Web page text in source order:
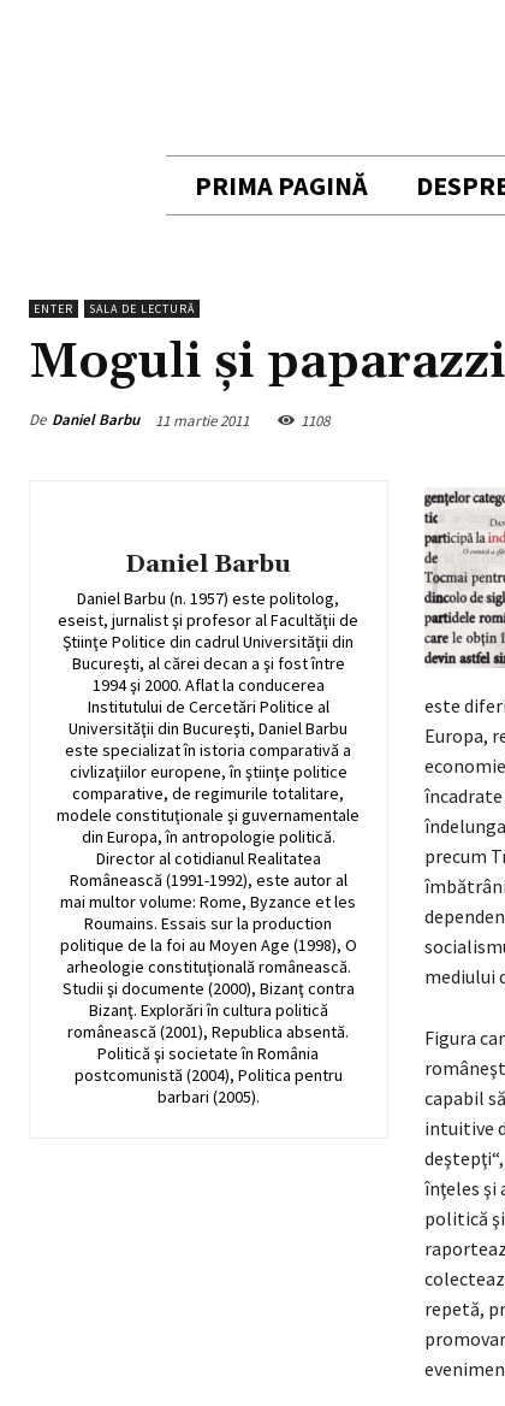
PRIMA PAGINĂ
ENTER SALA DE LECTURĂ
Moguli şi paparazzi
De Daniel Barbu 11 martie 2011 1108
Daniel Barbu
Daniel Barbu (n. 1957) este politolog,
eseist, jurnalist şi profesor al Facultăţii de
Ştiinţe Politice din cadrul Universităţii din
Bucureşti, al cărei decan a şi fost între
1994 şi 2000. Aflat la conducerea
Institutului de Cercetări Politice al
Universităţii din Bucureşti, Daniel Barbu
este specializat în istoria comparativă a
civlizaţiilor europene, în ştiinţe politice
comparative, de regimurile totalitare,
modele constituţionale şi guvernamentale
din Europa, în antropologie politică.
Director al cotidianul Realitatea
Românească (1991-1992), este autor al
mai multor volume: Rome, Byzance et les
Roumains. Essais sur la production
politique de la foi au Moyen Age (1998), O
arheologie constituţională românească.
Studii şi documente (2000), Bizanţ contra
Bizanţ. Explorări în cultura politică
românească (2001), Republica absentă.
Politică şi societate în România
postcomunistă (2004), Politica pentru
barbari (2005).
este
Europa,
precum
mediului
Figura
capabil
intuitive
înţeles şi
politică
repetă,